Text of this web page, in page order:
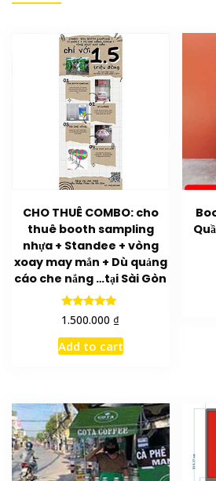
CHO THUÊ COMBO: cho
thuê booth sampling
nhựa + Standee + vòng
xoay may mắn + Dù quảng
cáo che nắng …tại Sài Gòn
Rated
5.00
out of 5
1.500.000 ₫
Add to cart